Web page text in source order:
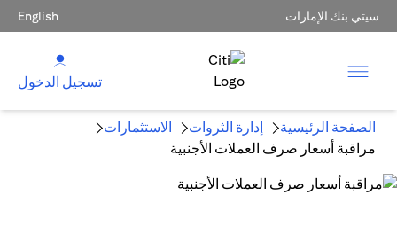
سيتي بنك الإمارات English
تسجيل الدخول
الصفحة الرئيسية إدارة الثروات
الاستثمارات
مراقبة أسعار صرف العملات الأجنبية